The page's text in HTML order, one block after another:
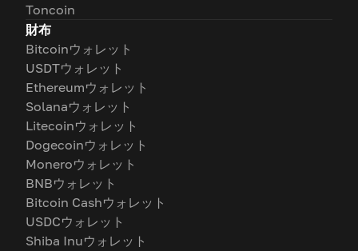
Toncoin
財布
Bitcoinウォレット
USDTウォレット
Ethereumウォレット
Solanaウォレット
Litecoinウォレット
Dogecoinウォレット
Moneroウォレット
BNBウォレット
Bitcoin Cashウォレット
USDCウォレット
Shiba Inuウォレット